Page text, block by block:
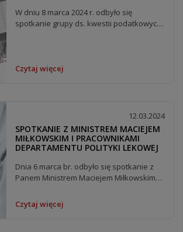
W dniu 8 marca 2024 r. odbyło się
spotkanie grupy ds. kwestii podatkowych ,
Czytaj więcej
12.03.2024
SPOTKANIE Z MINISTREM MACIEJEM
MIŁKOWSKIM I PRACOWNIKAMI
DEPARTAMENTU POLITYKI LEKOWEJ
Dnia 6 marca br. odbyło się spotkanie z
Panem Ministrem Maciejem Miłkowskim
Czytaj więcej